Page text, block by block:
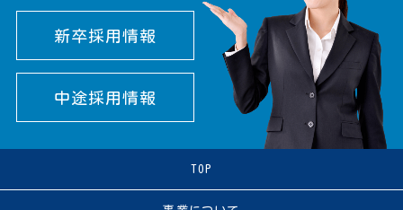
新卒採用情報
中途採用情報
TOP